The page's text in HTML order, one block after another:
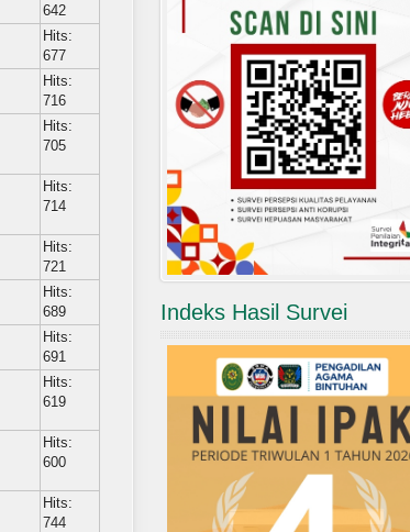
642
Hits:
677
Hits:
716
Hits:
705
Hits:
714
Hits:
721
Hits:
689
Hits:
691
Hits:
619
Hits:
600
Hits:
744
Indeks Hasil Survei